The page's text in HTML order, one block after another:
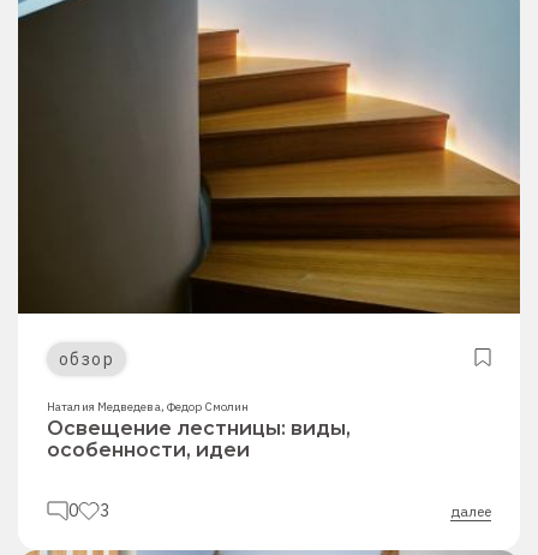
обзор
Наталия Медведева, Федор Смолин
Освещение лестницы: виды,
особенности, идеи
0 3 далее